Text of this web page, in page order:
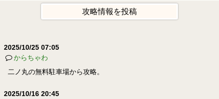
攻略情報を投稿
2025/10/25 07:05
からちゃわ
二ノ丸の無料駐車場から攻略。
2025/10/16 20:45